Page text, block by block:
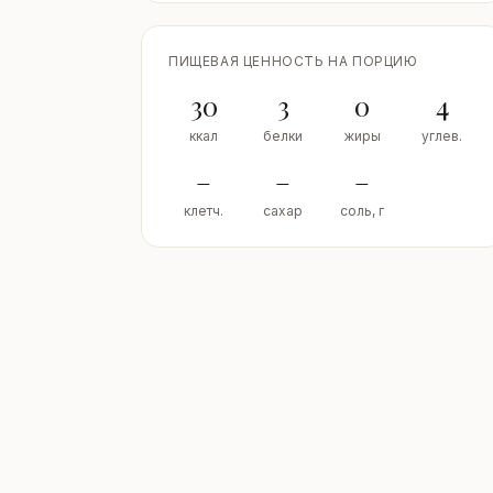
ПИЩЕВАЯ ЦЕННОСТЬ НА ПОРЦИЮ
30
ккал
3
белки
0
жиры
4
углев.
–
клетч.
–
сахар
–
соль, г